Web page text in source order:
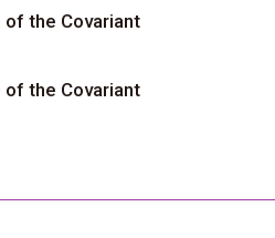
of the Covariant
of the Covariant